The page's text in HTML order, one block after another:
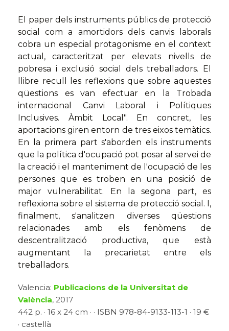
El paper dels instruments públics de protecció
social com a amortidors dels canvis laborals
cobra un especial protagonisme en el context
actual, caracteritzat per elevats nivells de
pobresa i exclusió social dels treballadors. El
llibre recull les reflexions que sobre aquestes
qüestions es van efectuar en la Trobada
internacional Canvi Laboral i Polítiques
Inclusives. Àmbit Local". En concret, les
aportacions giren entorn de tres eixos temàtics.
En la primera part s'aborden els instruments
que la política d'ocupació pot posar al servei de
la creació i el manteniment de l'ocupació de les
persones que es troben en una posició de
major vulnerabilitat. En la segona part, es
reflexiona sobre el sistema de protecció social. I,
finalment, s'analitzen diverses qüestions
relacionades amb els fenòmens de
descentralització productiva, que està
augmentant la precarietat entre els
treballadors.
Valencia: Publicacions de la Universitat de
València, 2017
442 p. · 16 x 24 cm · · ISBN 978-84-9133-113-1 · 19 €
· castellà